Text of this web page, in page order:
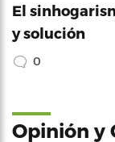
El
y solución
0
Opinión y